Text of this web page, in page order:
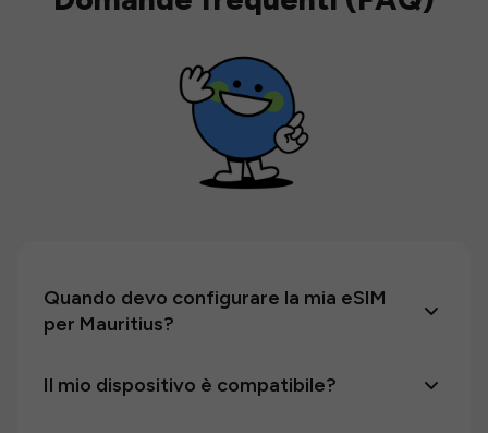
Quando devo configurare la mia eSIM
per Mauritius?
Il mio dispositivo è compatibile?